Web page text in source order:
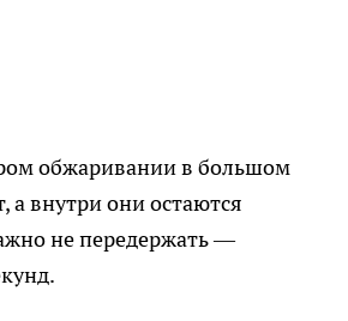
обжаривании в большом
а внутри они остаются
не передержать —